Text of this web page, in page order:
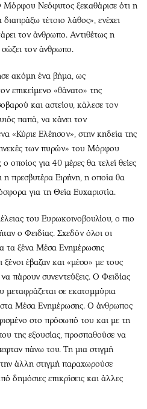
Προσφορές
Προσωπικότητες στην ''Κ''
Επιστολές
Μόρφου Νεόφυτος ξεκαθάρισε ότι η
τέτοιο λάθος», ενέχει
τον άνθρωπο. Αντιθέτως η
σώζει τον άνθρωπο.
ακόμη ένα βήμα, ως
επικείμενο «θάνατο» της
και αστείου, κάλεσε τον
παπά, να κάνει τον
«Κύριε Ελέησον», στην κηδεία της
των πυρών» του Μόρφου
οποίος για 40 μέρες θα τελεί θείες
η πρεσβυτέρα Ειρήνη, η οποία θα
για τη Θεία Ευχαριστία.
του Ευρωκοινοβουλίου, ο πιο
ο Φειδίας. Σχεδόν όλοι οι
τα ξένα Μέσα Ενημέρωσης
ξένοι έβαζαν και «μέσο» με τους
πάρουν συνεντεύξεις. Ο Φειδίας
σε εκατομμύρια
Μέσα Ενημέρωσης. Ο άνθρωπος
στο πρόσωπό του και με τη
της εξουσίας, προσπαθούσε να
πάνω του. Τη μια στιγμή
την άλλη στιγμή παραχωρούσε
δημόσιες επικρίσεις και άλλες